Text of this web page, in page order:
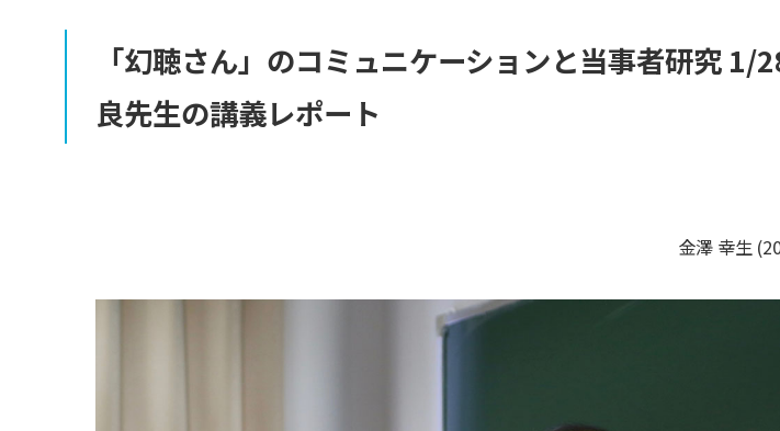
「幻聴さん」 のコミュニケーションと当事者研究 1/
良先生の講義レポート
金澤 幸生